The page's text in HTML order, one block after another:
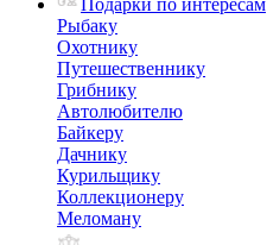
Подарки по интересам
Рыбаку
Охотнику
Путешественнику
Грибнику
Автолюбителю
Байкеру
Дачнику
Курильщику
Коллекционеру
Меломану